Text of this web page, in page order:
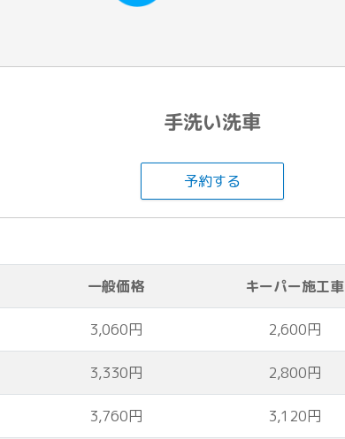
手洗い洗車
予約する
一般価格 キーパー施工車
3,060円 2,600円
3,330円 2,800円
3,760円 3,120円